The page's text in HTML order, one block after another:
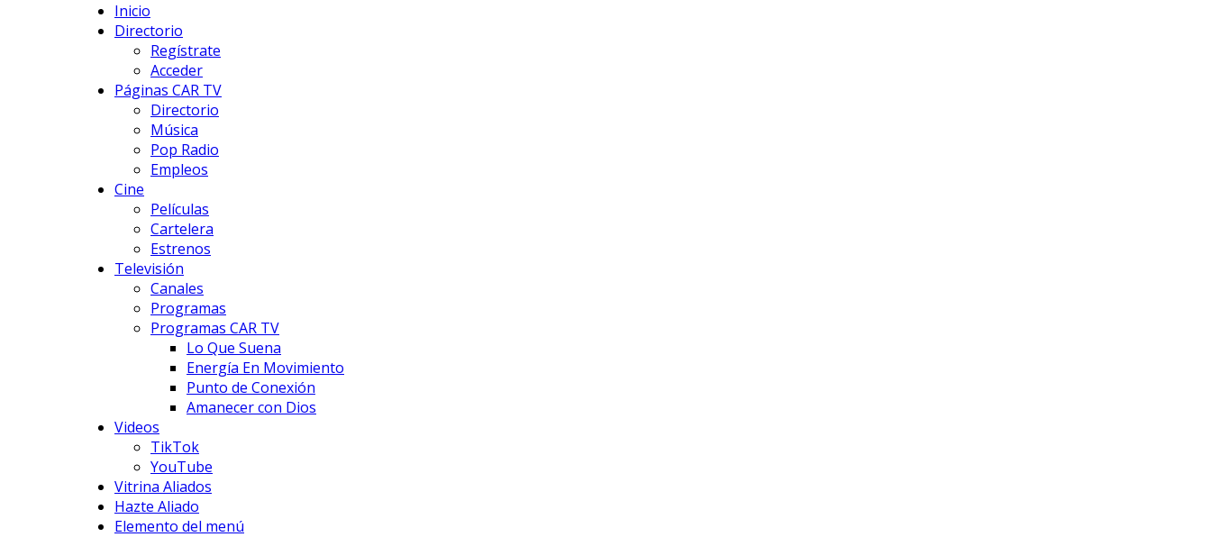
Inicio
Directorio
Regístrate
Acceder
Páginas CAR TV
Directorio
Música
Pop Radio
Empleos
Cine
Películas
Cartelera
Estrenos
Televisión
Canales
Programas
Programas CAR TV
Lo Que Suena
Energía En Movimiento
Punto de Conexión
Amanecer con Dios
Videos
TikTok
YouTube
Vitrina Aliados
Hazte Aliado
Elemento del menú